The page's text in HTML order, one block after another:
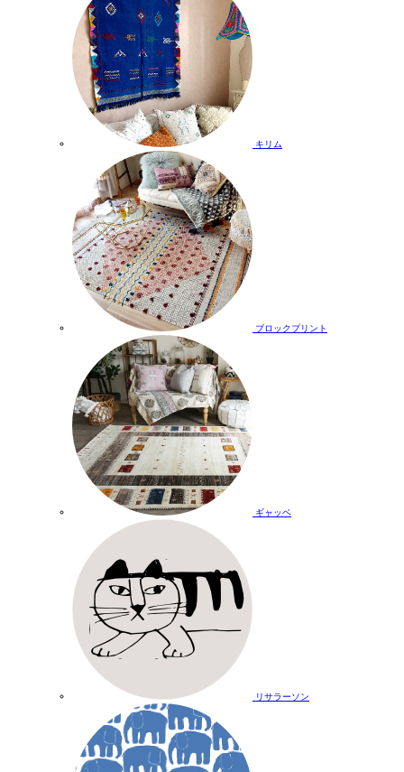
キリム
ブロックプリント
ギャッベ
リサラーソン